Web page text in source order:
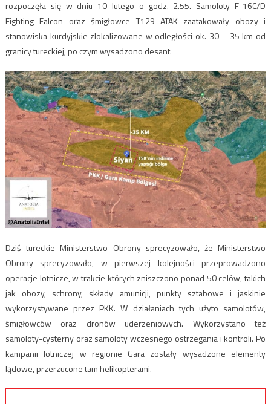
rozpoczęła się w dniu 10 lutego o godz. 2.55. Samoloty F-16C/D
Fighting Falcon oraz śmigłowce T129 ATAK zaatakowały obozy i
stanowiska kurdyjskie zlokalizowane w odległości ok. 30 – 35 km od
granicy tureckiej, po czym wysadzono desant.
Dziś tureckie Ministerstwo Obrony sprecyzowało, że Ministerstwo
Obrony sprecyzowało, w pierwszej kolejności przeprowadzono
operacje lotnicze, w trakcie których zniszczono ponad 50 celów, takich
jak obozy, schrony, składy amunicji, punkty sztabowe i jaskinie
wykorzystywane przez PKK. W działaniach tych użyto samolotów,
śmigłowców oraz dronów uderzeniowych. Wykorzystano też
samoloty-cysterny oraz samoloty wczesnego ostrzegania i kontroli. Po
kampanii lotniczej w regionie Gara zostały wysadzone elementy
lądowe, przerzucone tam helikopterami.